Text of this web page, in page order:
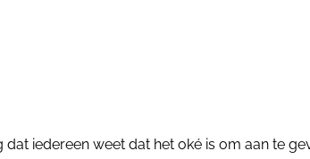
iedereen weet dat het oké is om aan te